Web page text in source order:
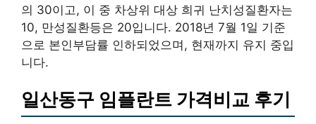
의 30이고, 이 중 차상위 대상 희귀 난치성질환자는
10, 만성질환등은 20입니다. 2018년 7월 1일 기준
으로 본인부담률 인하되었으며, 현재까지 유지 중입
니다.
일산동구 임플란트 가격비교 후기